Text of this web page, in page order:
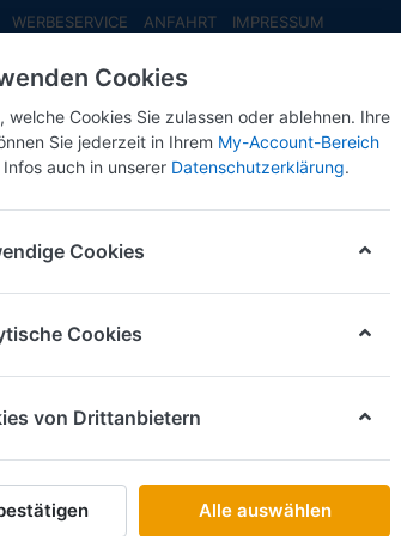
WERBESERVICE ANFAHRT IMPRESSUM
EINGETROFFEN NEUHEITEN
Köln 19512, II -1:87- -Schwerlastwagen-
Artitec
Köln
NH
Art.-Nr.
Cookies
welche Cookies Sie zulassen oder ablehnen. Ihre
Sie jederzeit in Ihrem My-Account-Bereich
auch in unserer Datenschutzerklärung.
Cookies
Cookies
von Drittanbietern
Alle auswählen